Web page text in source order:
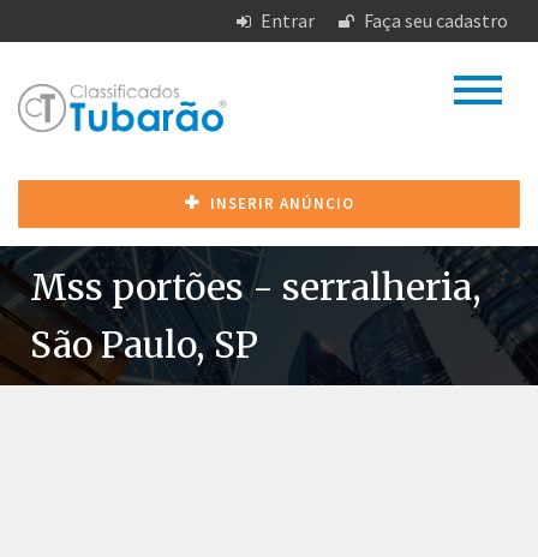
Entrar Faça seu cadastro
INSERIR ANÚNCIO
Mss portões - serralheria,
São Paulo, SP